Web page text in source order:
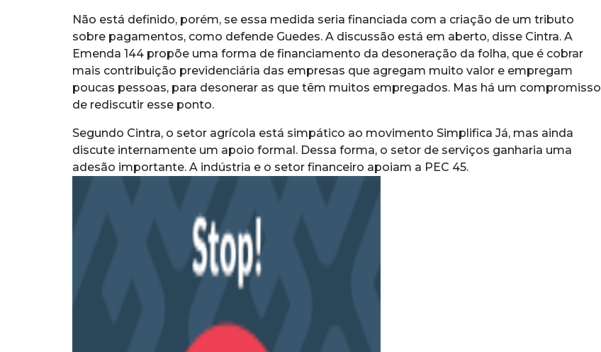
Não está definido, porém, se essa medida seria financiada com a criação de um tributo
sobre pagamentos, como defende Guedes. A discussão está em aberto, disse Cintra. A
Emenda 144 propõe uma forma de financiamento da desoneração da folha, que é cobrar
mais contribuição previdenciária das empresas que agregam muito valor e empregam
poucas pessoas, para desonerar as que têm muitos empregados. Mas há um compromisso
de rediscutir esse ponto.
Segundo Cintra, o setor agrícola está simpático ao movimento Simplifica Já, mas ainda
discute internamente um apoio formal. Dessa forma, o setor de serviços ganharia uma
adesão importante. A indústria e o setor financeiro apoiam a PEC 45.